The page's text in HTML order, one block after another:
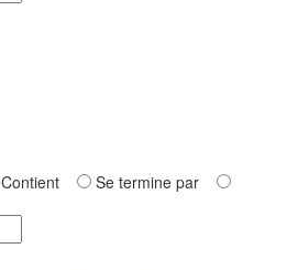
Contient
Se termine par